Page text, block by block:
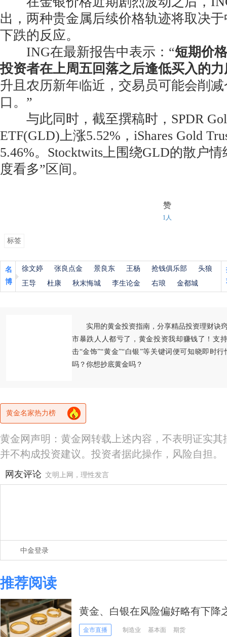
出，两种贵金属后续价格轨迹将取决
下跌的反应。
ING在最新报告中表示：“短期价
投资者在上周五回落之后逢低买入的
升且农历新年临近，交易员可能会削
口。”
与此同时，截至撰稿时，SPDR
ETF(GLD)上涨5.52%，iShares Gold
5.46%。Stocktwits上围绕GLD的散户
度看多”区间。
赞
1人
标签
名
博
徐文婷 张良点金 景良东 王杨 抢钱俱乐部
头狼
王导
杜康 秋末悔城 李生论金 右琅 金都城
实用的黄金投资指南，分享精品投资理财诀
市暴跌人人都亏了，黄金投资我却赚钱了！支
击“金饰”“黄金”“白银”等关键词便可知晓即时
吗？你想抄底黄金吗？
黄金名家热力榜
黄金网声明：黄金网转载上述内容，不表明证实
并不构成投资建议。投资者据此操作，风险自担。
网友评论 文明上网，理性发言
中金登录
推荐阅读
黄金、白银在风险偏好略有下降
金市直播 制造业 基本面 期货